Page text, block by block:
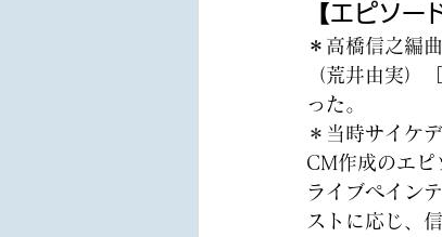
【エピソー
＊高橋信之編
（荒井由実）
った。
＊ 当時サイケ
CM作成のエピ
ライブペイン
ストに応じ、